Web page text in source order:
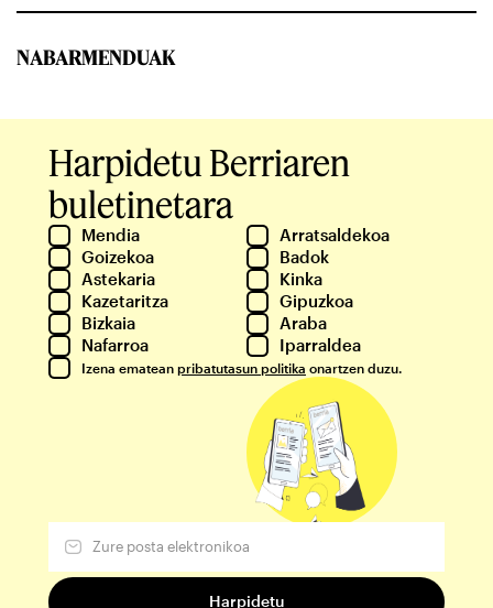
NABARMENDUAK
Harpidetu Berriaren
buletinetara
Mendia
Arratsaldekoa
Goizekoa
Badok
Astekaria
Kinka
Kazetaritza
Gipuzkoa
Bizkaia
Araba
Nafarroa
Iparraldea
Izena ematean pribatutasun politika onartzen duzu.